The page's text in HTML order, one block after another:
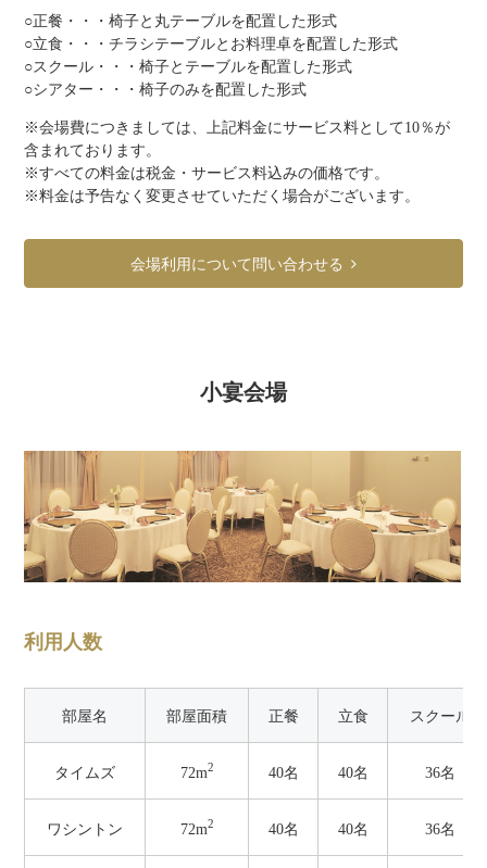
○正餐・・・椅子と丸テーブルを配置した形式
○立食・・・チラシテーブルとお料理卓を配置した形式
○スクール・・・椅子とテーブルを配置した形式
○シアター・・・椅子のみを配置した形式
※会場費につきましては、上記料金にサービス料として10％が
含まれております。
※すべての料金は税金・サービス料込みの価格です。
※料金は予告なく変更させていただく場合がございます。
会場利用について問い合わせる
小宴会場
利用人数
部屋名 部屋面積 正餐 立食 スクール
タイムズ 72m2 40名 40名 36名
ワシントン 72m2 40名 40名 36名